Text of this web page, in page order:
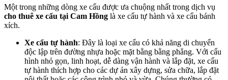
Một trong những dòng xe cẩu được ưa chuộng nhất trong dịch vụ
cho thuê xe cẩu tại Cam Hồng là xe cẩu tự hành và xe cẩu bánh
xích.
Xe cẩu tự hành: Đây là loại xe cẩu có khả năng di chuyển
độc lập trên đường nhựa hoặc mặt bằng bằng phẳng. Với cấu
hình nhỏ gọn, linh hoạt, dễ dàng vận hành và lắp đặt, xe cẩu
tự hành thích hợp cho các dự án xây dựng, sửa chữa, lắp đặt